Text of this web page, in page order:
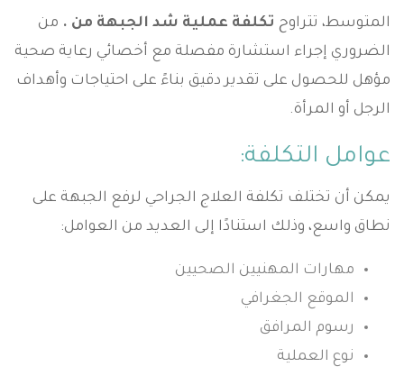
المتوسط، تتراوح تكلفة عملية شد الجبهة من . من
الضروري إجراء استشارة مفصلة مع أخصائي رعاية صحية
مؤهل للحصول على تقدير دقيق بناءً على احتياجات وأهداف
الرجل أو المرأة.
عوامل التكلفة:
يمكن أن تختلف تكلفة العلاج الجراحي لرفع الجبهة على
نطاق واسع، وذلك استنادًا إلى العديد من العوامل:
مهارات المهنيين الصحيين
الموقع الجغرافي
رسوم المرافق
نوع العملية